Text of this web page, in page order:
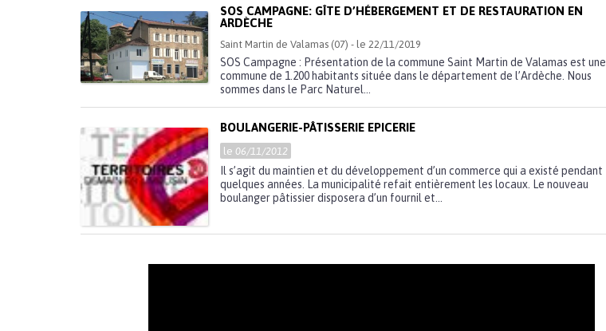
SOS CAMPAGNE: GÎTE D’HÉBERGEMENT ET DE RESTAURATION EN
ARDÈCHE
Saint Martin de Valamas (07) - le 22/11/2019
SOS Campagne : Présentation de la commune Saint Martin de Valamas est une
commune de 1.200 habitants située dans le département de l’Ardèche. Nous
sommes dans le Parc Naturel...
BOULANGERIE-PÂTISSERIE EPICERIE
le 06/11/2012
Il s’agit du maintien et du développement d’un commerce qui a existé pendant
quelques années. La municipalité refait entièrement les locaux. Le nouveau
boulanger pâtissier disposera d’un fournil et...